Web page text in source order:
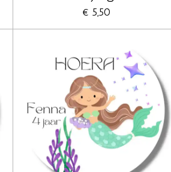
€ 5,50